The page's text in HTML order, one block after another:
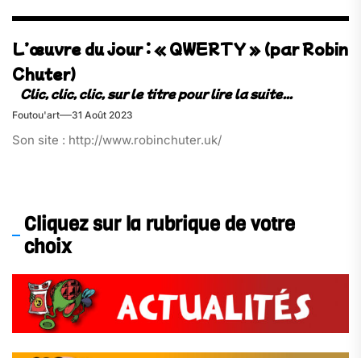
L’œuvre du jour : « QWERTY » (par Robin
Chuter)
Foutou'art 31 Août 2023
Son site : http://www.robinchuter.uk/
Cliquez sur la rubrique de votre
choix